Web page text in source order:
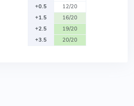
+0.5
12/20
+1.5
16/20
+2.5
19/20
+3.5
20/20